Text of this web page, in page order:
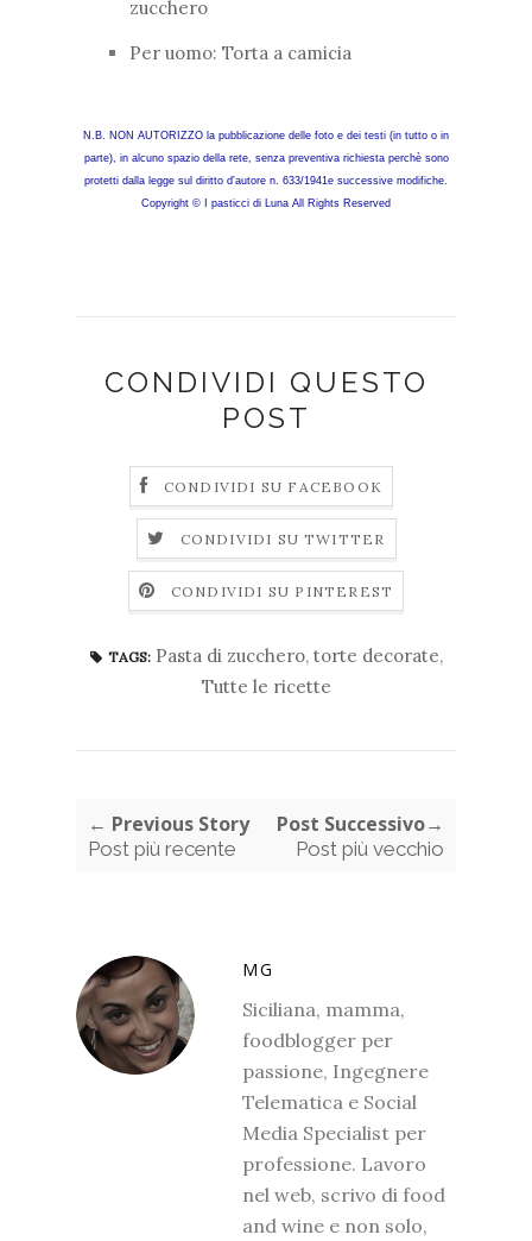
zucchero
Per uomo: Torta a camicia
N.B. NON AUTORIZZO la pubblicazione delle foto e dei testi (in tutto o in
parte), in alcuno spazio della rete, senza preventiva richiesta perchè sono
protetti dalla legge sul diritto d'autore n. 633/1941e successive modifiche.
Copyright © I pasticci di Luna All Rights Reserved
CONDIVIDI QUESTO
POST
CONDIVIDI SU FACEBOOK
CONDIVIDI SU TWITTER
CONDIVIDI SU PINTEREST
TAGS: Pasta di zucchero, torte decorate,
Tutte le ricette
← Previous Story
Post più recente
Post Successivo→
Post più vecchio
MG
Siciliana, mamma,
foodblogger per
passione, Ingegnere
Telematica e Social
Media Specialist per
professione. Lavoro
nel web, scrivo di food
and wine e non solo,